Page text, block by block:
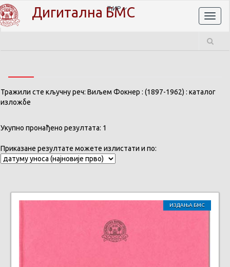
Дигитална БМС
ЋИР
Тражили сте кључну реч: Виљем Фокнер : (1897-1962) : каталог
изложбе
Укупно пронађено резултата: 1
Приказане резултате можете излистати и по:
ИЗДАЊА БМС